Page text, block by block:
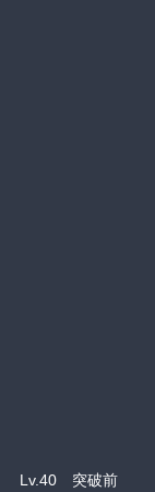
Lv.40　突破前